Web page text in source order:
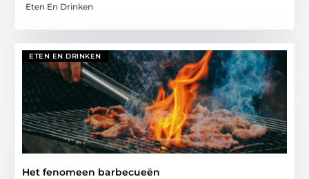
Eten En Drinken
ETEN EN DRINKEN
Het fenomeen barbecueën